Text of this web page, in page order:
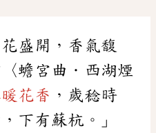
盛開，香氣馥
蟾宮曲．西湖煙
花香 ，歲稔時
下有蘇杭。」